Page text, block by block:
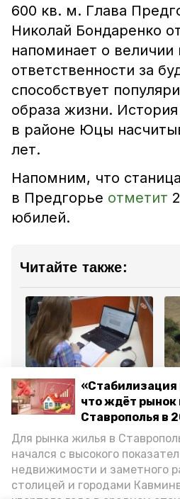
что ждёт
Ставрополья в
Для рынка жилья в
начался с высокого
недвижимости и заметного
столицей и городами
600 кв. м. Глава
Николай Бондаренко
напоминает о
ответственности за
способствует
образа жизни.
в районе Юцы
лет.
Напомним, что
в Предгорье отметит
юбилей.
Читайте также:
17 августа 2025, 11:02
Школьников Предгорья
обучат
медиаграмотности
13
Все новости